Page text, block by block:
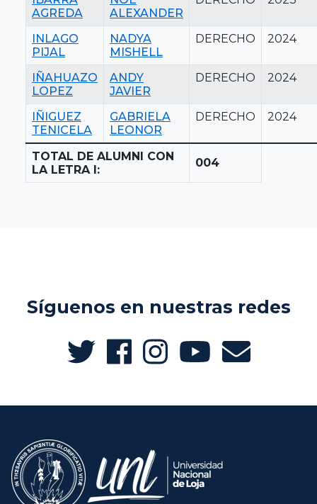
AGREDA
ALEXANDER
INLAGO
PIJAL
NADYA
MISHELL
DERECHO 2024
IÑAHUAZO
LOPEZ
ANDY
JAVIER
DERECHO 2024
IÑIGUEZ
TENICELA
GABRIELA
LEONOR
DERECHO 2024
TOTAL DE ALUMNI CON
LA LETRA I:
004
Síguenos en nuestras redes